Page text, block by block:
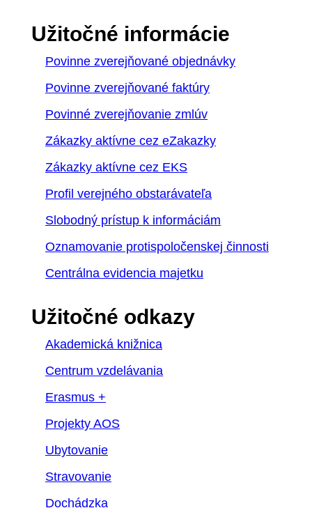
Užitočné informácie
Povinne zverejňované objednávky
Povinne zverejňované faktúry
Povinné zverejňovanie zmlúv
Zákazky aktívne cez eZakazky
Zákazky aktívne cez EKS
Profil verejného obstarávateľa
Slobodný prístup k informáciám
Oznamovanie protispoločenskej činnosti
Centrálna evidencia majetku
Užitočné odkazy
Akademická knižnica
Centrum vzdelávania
Erasmus +
Projekty AOS
Ubytovanie
Stravovanie
Dochádzka